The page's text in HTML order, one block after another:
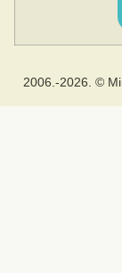
2006.-2026. ©